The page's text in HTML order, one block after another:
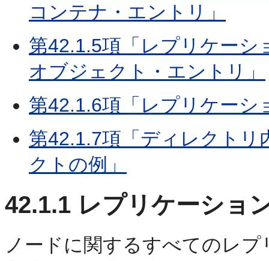
コンテナ・エントリ」
第42.1.5項「レプリケー
オブジェクト・エントリ」
第42.1.6項「レプリケーシ
第42.1.7項「ディレクト
クトの例」
42.1.1 レプリケーショ
ノードに関するすべてのレプ